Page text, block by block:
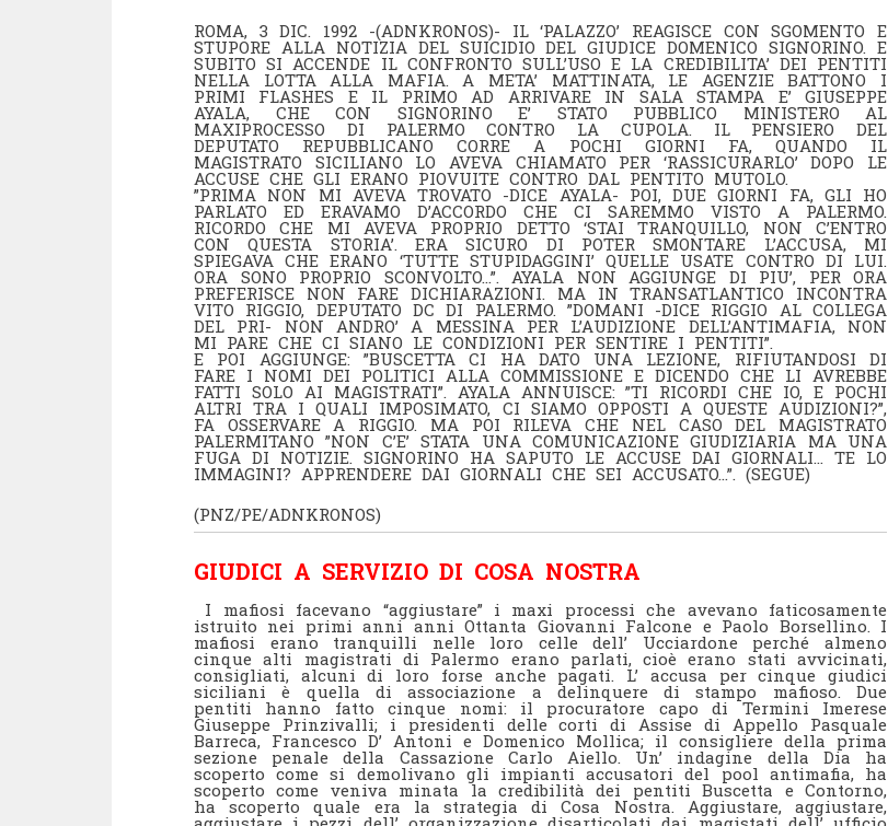
ROMA, 3 DIC. 1992 -(ADNKRONOS)- IL ‘PALAZZO’ REAGISCE CON SGOMENTO E
STUPORE ALLA NOTIZIA DEL SUICIDIO DEL GIUDICE DOMENICO SIGNORINO. E
SUBITO SI ACCENDE IL CONFRONTO SULL’USO E LA CREDIBILITA’ DEI PENTITI
NELLA LOTTA ALLA MAFIA. A META’ MATTINATA, LE AGENZIE BATTONO I
PRIMI FLASHES E IL PRIMO AD ARRIVARE IN SALA STAMPA E’ GIUSEPPE
AYALA, CHE CON SIGNORINO E’ STATO PUBBLICO MINISTERO AL
MAXIPROCESSO DI PALERMO CONTRO LA CUPOLA. IL PENSIERO DEL
DEPUTATO REPUBBLICANO CORRE A POCHI GIORNI FA, QUANDO IL
MAGISTRATO SICILIANO LO AVEVA CHIAMATO PER ‘RASSICURARLO’ DOPO LE
ACCUSE CHE GLI ERANO PIOVUITE CONTRO DAL PENTITO MUTOLO.
”PRIMA NON MI AVEVA TROVATO -DICE AYALA- POI, DUE GIORNI FA, GLI HO
PARLATO ED ERAVAMO D’ACCORDO CHE CI SAREMMO VISTO A PALERMO.
RICORDO CHE MI AVEVA PROPRIO DETTO ‘STAI TRANQUILLO, NON C’ENTRO
CON QUESTA STORIA’. ERA SICURO DI POTER SMONTARE L’ACCUSA, MI
SPIEGAVA CHE ERANO ‘TUTTE STUPIDAGGINI’ QUELLE USATE CONTRO DI LUI.
ORA SONO PROPRIO SCONVOLTO…”. AYALA NON AGGIUNGE DI PIU’, PER ORA
PREFERISCE NON FARE DICHIARAZIONI. MA IN TRANSATLANTICO INCONTRA
VITO RIGGIO, DEPUTATO DC DI PALERMO. ”DOMANI -DICE RIGGIO AL COLLEGA
DEL PRI- NON ANDRO’ A MESSINA PER L’AUDIZIONE DELL’ANTIMAFIA, NON
MI PARE CHE CI SIANO LE CONDIZIONI PER SENTIRE I PENTITI”.
E POI AGGIUNGE: ”BUSCETTA CI HA DATO UNA LEZIONE, RIFIUTANDOSI DI
FARE I NOMI DEI POLITICI ALLA COMMISSIONE E DICENDO CHE LI AVREBBE
FATTI SOLO AI MAGISTRATI”. AYALA ANNUISCE: ”TI RICORDI CHE IO, E POCHI
ALTRI TRA I QUALI IMPOSIMATO, CI SIAMO OPPOSTI A QUESTE AUDIZIONI?”,
FA OSSERVARE A RIGGIO. MA POI RILEVA CHE NEL CASO DEL MAGISTRATO
PALERMITANO ”NON C’E’ STATA UNA COMUNICAZIONE GIUDIZIARIA MA UNA
FUGA DI NOTIZIE. SIGNORINO HA SAPUTO LE ACCUSE DAI GIORNALI… TE LO
IMMAGINI? APPRENDERE DAI GIORNALI CHE SEI ACCUSATO…”. (SEGUE)
(PNZ/PE/ADNKRONOS)
GIUDICI A SERVIZIO DI COSA NOSTRA
I mafiosi facevano “aggiustare” i maxi processi che avevano faticosamente
istruito nei primi anni anni Ottanta Giovanni Falcone e Paolo Borsellino. I
mafiosi erano tranquilli nelle loro celle dell’ Ucciardone perché almeno
cinque alti magistrati di Palermo erano parlati, cioè erano stati avvicinati,
consigliati, alcuni di loro forse anche pagati. L’ accusa per cinque giudici
siciliani è quella di associazione a delinquere di stampo mafioso. Due
pentiti hanno fatto cinque nomi: il procuratore capo di Termini Imerese
Giuseppe Prinzivalli; i presidenti delle corti di Assise di Appello Pasquale
Barreca, Francesco D’ Antoni e Domenico Mollica; il consigliere della prima
sezione penale della Cassazione Carlo Aiello. Un’ indagine della Dia ha
scoperto come si demolivano gli impianti accusatori del pool antimafia, ha
scoperto come veniva minata la credibilità dei pentiti Buscetta e Contorno,
ha scoperto quale era la strategia di Cosa Nostra. Aggiustare, aggiustare,